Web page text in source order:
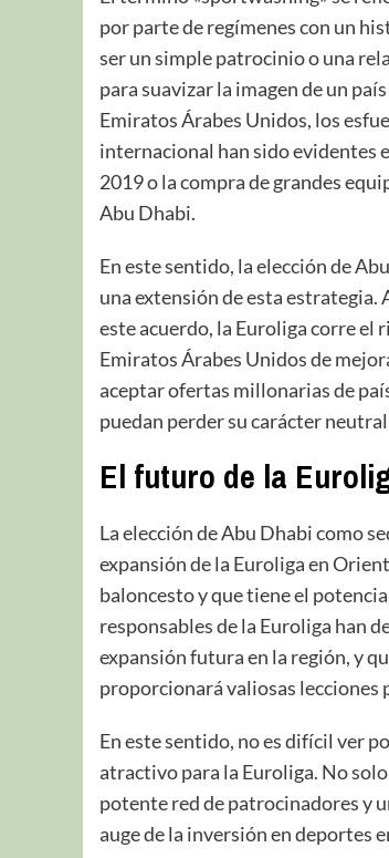
por parte de regímenes con un
ser un simple patrocinio o una
para suavizar la imagen de un
Emiratos Árabes Unidos, los
internacional han sido evidentes
2019 o la compra de grandes
Abu Dhabi.
En este sentido, la elección de
una extensión de esta estrategia.
este acuerdo, la Euroliga corre el
Emiratos Árabes Unidos de
aceptar ofertas millonarias de
puedan perder su carácter
El futuro de la
La elección de Abu Dhabi como
expansión de la Euroliga en
baloncesto y que tiene el
responsables de la Euroliga han
expansión futura en la región, y
proporcionará valiosas lecciones
En este sentido, no es difícil ver
atractivo para la Euroliga. No
potente red de patrocinadores y
auge de la inversión en deportes